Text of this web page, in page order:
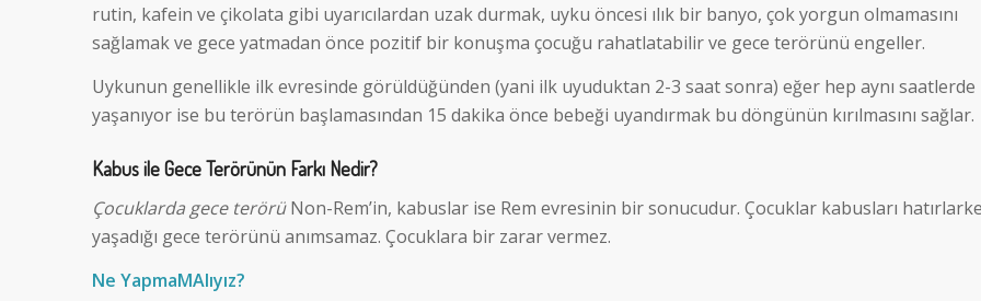
rutin, kafein ve çikolata gibi uyarıcılardan uzak durmak, uyku öncesi ılık bir banyo, çok yorgun olmamasını
sağlamak ve gece yatmadan önce pozitif bir konuşma çocuğu rahatlatabilir ve gece terörünü engeller.
Uykunun genellikle ilk evresinde görüldüğünden (yani ilk uyuduktan 2-3 saat sonra) eğer hep aynı saatlerde
yaşanıyor ise bu terörün başlamasından 15 dakika önce bebeği uyandırmak bu döngünün kırılmasını sağlar.
Kabus ile Gece Terörünün Farkı Nedir?
Çocuklarda gece terörüNon-Rem’in, kabuslar ise Rem evresinin bir sonucudur. Çocuklar kabusları
yaşadığı gece terörünü anımsamaz. Çocuklara bir zarar vermez.
Ne YapmaMAlıyız?